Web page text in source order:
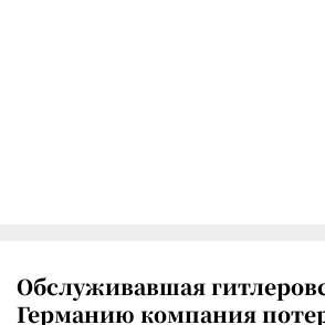
Обслуживавшая
Германию компания